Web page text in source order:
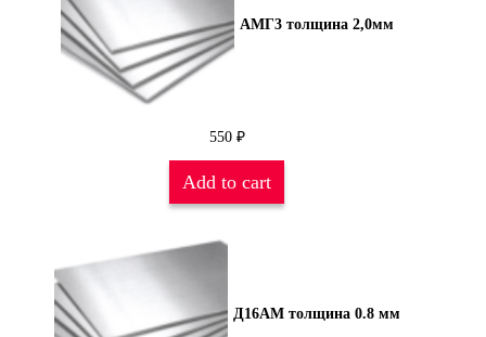
АМГ3 толщина 2,0мм
550 ₽
Add to cart
Д16АМ толщина 0.8 мм